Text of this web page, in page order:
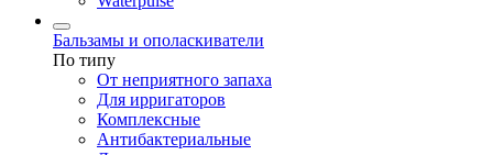
Бальзамы и ополаскиватели
По типу
От неприятного запаха
Для ирригаторов
Комплексные
Антибактериальные